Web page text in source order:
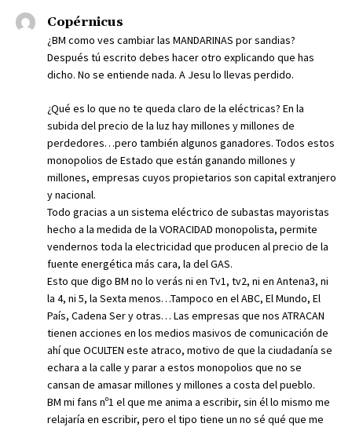
Copérnicus
¿BM como ves cambiar las MANDARINAS por sandias?
Después tú escrito debes hacer otro explicando que has
dicho. No se entiende nada. A Jesu lo llevas perdido.
¿Qué es lo que no te queda claro de la eléctricas? En la
subida del precio de la luz hay millones y millones de
perdedores…pero también algunos ganadores. Todos estos
monopolios de Estado que están ganando millones y
millones, empresas cuyos propietarios son capital extranjero
y nacional.
Todo gracias a un sistema eléctrico de subastas mayoristas
hecho a la medida de la VORACIDAD monopolista, permite
vendernos toda la electricidad que producen al precio de la
fuente energética más cara, la del GAS.
Esto que digo BM no lo verás ni en Tv1, tv2, ni en Antena3, ni
la 4, ni 5, la Sexta menos…Tampoco en el ABC, El Mundo, El
País, Cadena Ser y otras… Las empresas que nos ATRACAN
tienen acciones en los medios masivos de comunicación de
ahí que OCULTEN este atraco, motivo de que la ciudadanía se
echara a la calle y parar a estos monopolios que no se
cansan de amasar millones y millones a costa del pueblo.
BM mi fans nº1 el que me anima a escribir, sin él lo mismo me
relajaría en escribir, pero el tipo tiene un no sé qué que me